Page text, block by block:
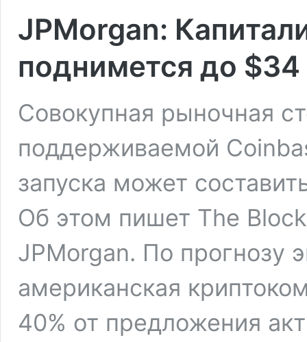
JPMorgan:
поднимется до
Совокупная рыночная
поддерживаемой
запуска может
Об этом пишет The
JPMorgan. По прогнозу
американская
40% от предложения